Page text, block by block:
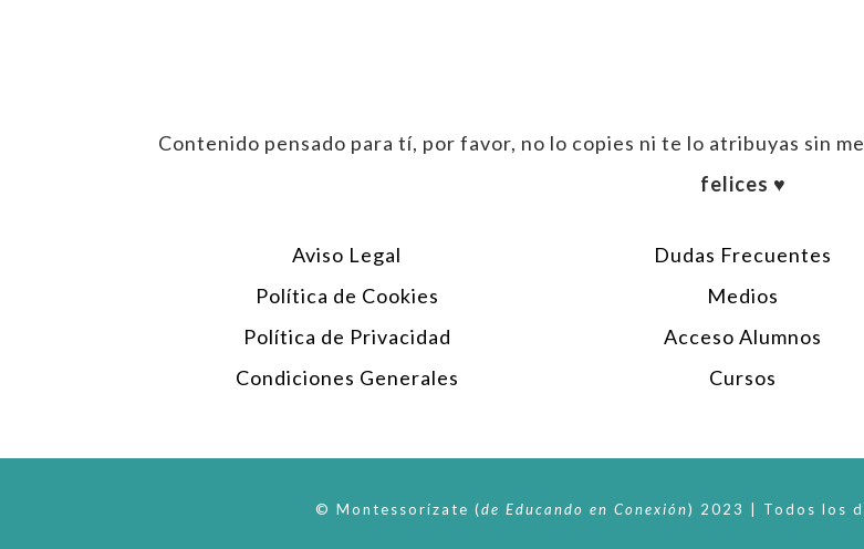
Contenido pensado para tí, por favor, no lo copies ni te lo atribuyas sin
felices ♥︎
Aviso Legal
Política de Cookies
Política de Privacidad
Condiciones Generales
Dudas Frecuentes
Medios
Acceso Alumnos
Cursos
© Montessorízate (de Educando en Conexión) 2023 | Todos los